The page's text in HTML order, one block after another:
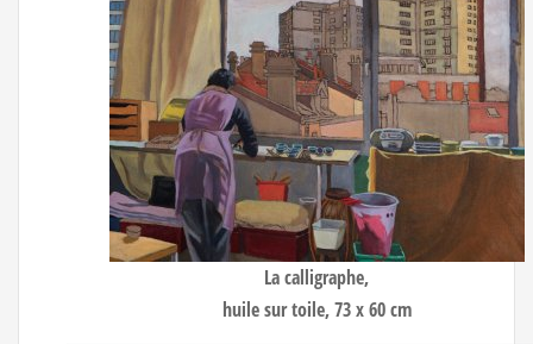
La calligraphe,
huile sur toile, 73 x 60 cm